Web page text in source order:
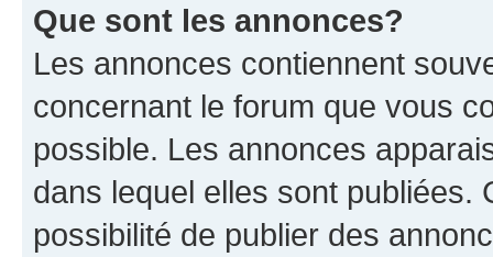
Que sont les annonces?
Les annonces contiennent
concernant le forum que vous
possible. Les annonces
dans lequel elles sont publiées.
possibilité de publier des